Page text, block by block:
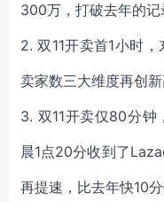
300万，打破去年的记
2. 双11开卖首1小时
卖家数三大维度再创
3. 双11开卖仅80分钟
晨1点20分收到了
再提速，比去年快10分